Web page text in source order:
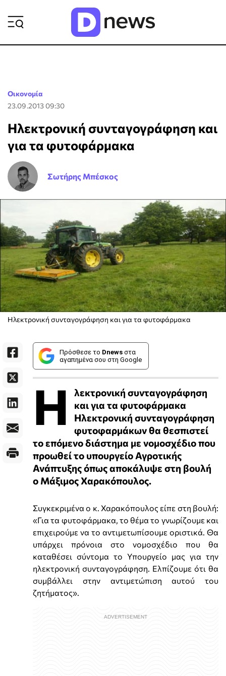
Οικονομία
23.09.2013 09:30
Ηλεκτρονική συνταγογράφηση και
για τα φυτοφάρμακα
Σωτήρης Μπέσκος
Ηλεκτρονική συνταγογράφηση και για τα φυτοφάρμακα
Πρόσθεσε το Dnews στα
αγαπημένα σου στη Google
Η
λεκτρονική συνταγογράφηση
και για τα φυτοφάρμακα
Ηλεκτρονική συνταγογράφηση
φυτοφαρμάκων θα θεσπιστεί
το επόμενο διάστημα με νομοσχέδιο που
προωθεί το υπουργείο Αγροτικής
Ανάπτυξης όπως αποκάλυψε στη βουλή
ο Μάξιμος Χαρακόπουλος.
Συγκεκριμένα ο κ. Χαρακόπουλος είπε στη βουλή:
«Για τα φυτοφάρμακα, το θέμα το γνωρίζουμε και
επιχειρούμε να το αντιμετωπίσουμε οριστικά. Θα
υπάρχει πρόνοια στο νομοσχέδιο που θα
καταθέσει σύντομα το Υπουργείο μας για την
ηλεκτρονική συνταγογράφηση. Ελπίζουμε ότι θα
συμβάλλει στην αντιμετώπιση αυτού του
ζητήματος».